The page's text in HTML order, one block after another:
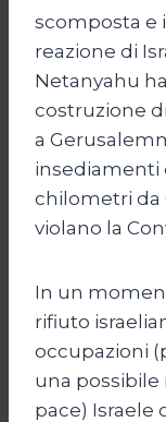
scomposta e
reazione di
Netanyahu
costruzione
a
insediamenti
chilometri da
violano la
In un
rifiuto
occupazioni
una possibile
pace) Israele